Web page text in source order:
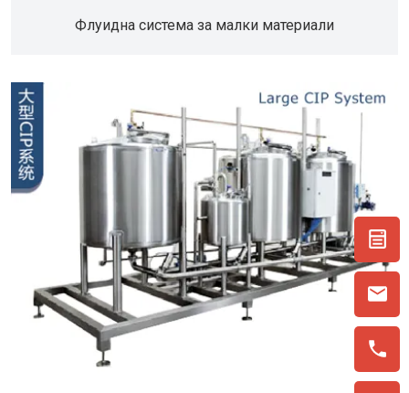
Флуидна система за малки материали